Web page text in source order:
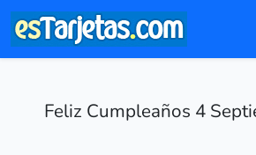
Feliz Cumpleaños 4